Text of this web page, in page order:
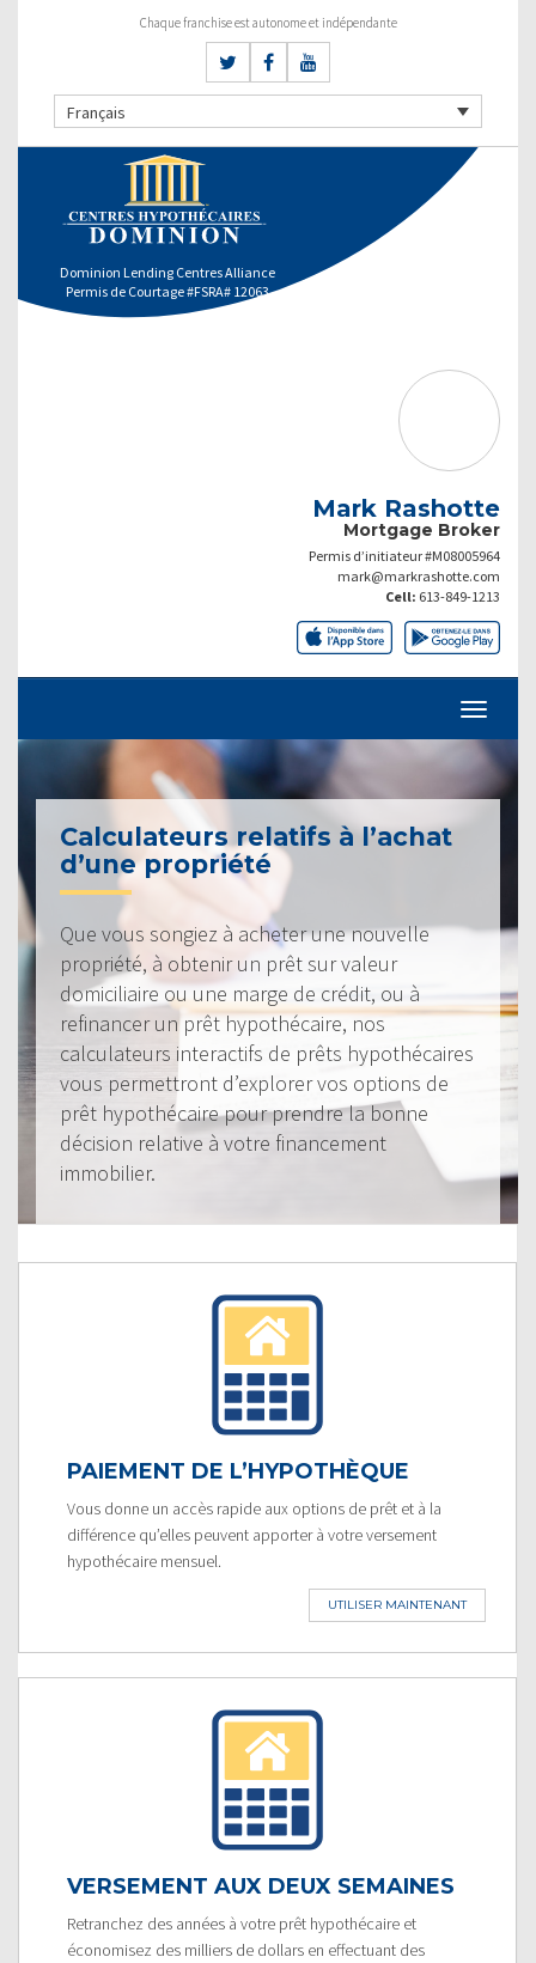
Chaque franchise est autonome et indépendante
Français
Dominion Lending Centres Alliance
Permis de Courtage #FSRA# 12063
Mark Rashotte
Mortgage Broker
Permis d’initiateur #M08005964
mark@markrashotte.com
Cell: 613-849-1213
Calculateurs relatifs à l’achat
d’une propriété
Que vous songiez à acheter une nouvelle
propriété, à obtenir un prêt sur valeur
domiciliaire ou une marge de crédit, ou à
refinancer un prêt hypothécaire, nos
calculateurs interactifs de prêts hypothécaires
vous permettront d’explorer vos options de
prêt hypothécaire pour prendre la bonne
décision relative à votre financement
immobilier.
PAIEMENT DE L’HYPOTHÈQUE
Vous donne un accès rapide aux options de prêt et à la
différence qu’elles peuvent apporter à votre versement
hypothécaire mensuel.
UTILISER MAINTENANT
VERSEMENT AUX DEUX SEMAINES
Retranchez des années à votre prêt hypothécaire et
économisez des milliers de dollars en effectuant des